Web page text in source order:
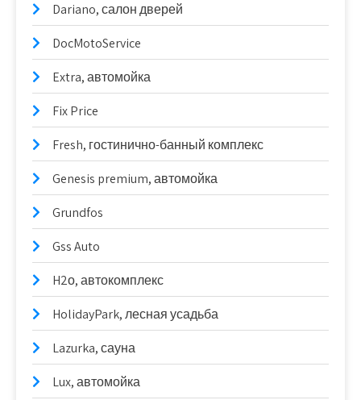
Dariano, салон дверей
DocMotoService
Extra, автомойка
Fix Price
Fresh, гостинично-банный комплекс
Genesis premium, автомойка
Grundfos
Gss Auto
H2о, автокомплекс
HolidayPark, лесная усадьба
Lazurka, сауна
Lux, автомойка